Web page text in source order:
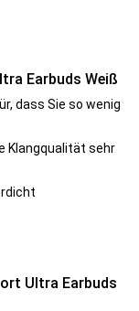
Earbuds Weiß
dass Sie so wenig
Klangqualität sehr
Ultra Earbuds